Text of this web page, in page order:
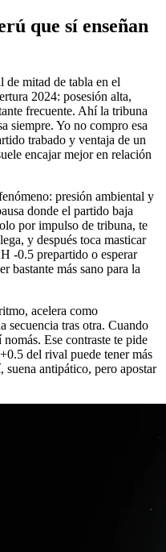
que sí enseñan
de mitad de tabla en el
2024: posesión alta,
frecuente. Ahí la tribuna
siempre. Yo no compro esa
trabado y ventaja de un
encajar mejor en relación
presión ambiental y
donde el partido baja
por impulso de tribuna, te
y después toca masticar
-0.5 prepartido o esperar
bastante más sano para la
acelera como
secuencia tras otra. Cuando
Ese contraste te pide
del rival puede tener más
antipático, pero apostar